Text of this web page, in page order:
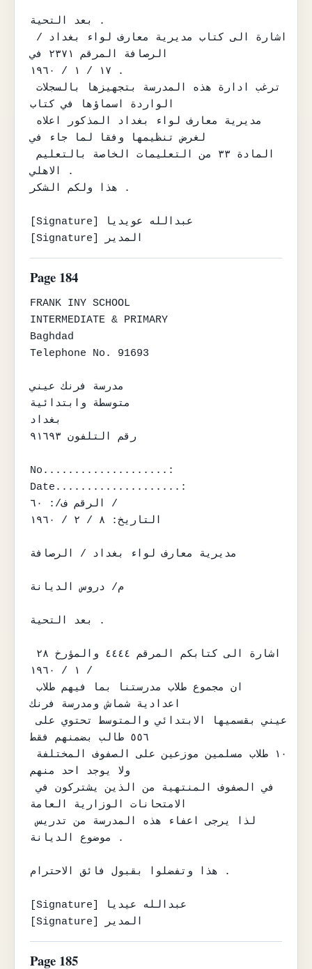
بعد التحية .
الرصافة المرقم ٢٣٧١ في
١٧ / ١ / ١٩٦٠ .
ترغب ادارة هذه المدرسة بتجهيزها بالسجلات
الواردة اسماؤها في كتاب
لغرض تنظيمها وفقا لما جاء في
المادة ٣٣ من التعليمات الخاصة بالتعليم
الاهلي .
هذا ولكم الشكر .
[Signature] عبدالله عويديا
[Signature] المدير
Page 184
FRANK INY SCHOOL
INTERMEDIATE & PRIMARY
Baghdad
Telephone No. 91693
مدرسة فرنك عيني
متوسطة وابتدائية
بغداد
رقم التلفون ٩١٦٩٣
No....................:
Date....................:
الرقم ف/: ٦٠ /
التاريخ: ٨ / ٢ / ١٩٦٠
مديرية معارف لواء بغداد / الرصافة
م/ دروس الديانة
بعد التحية .
/ ١ / ١٩٦٠
ان مجموع طلاب مدرستنا بما فيهم طلاب
اعدادية شماش ومدرسة فرنك
عيني بقسميها الابتدائي والمتوسط تحتوي على
٥٥٦ طالب بضمنهم فقط
ولا يوجد احد منهم
في الصفوف المنتهية من الذين يشتركون في
الامتحانات الوزارية العامة
لذا يرجى اعفاء هذه المدرسة من تدريس
موضوع الديانة .
هذا وتفضلوا بقبول فائق الاحترام .
[Signature] عبدالله عيديا
[Signature] المدير
Page 185